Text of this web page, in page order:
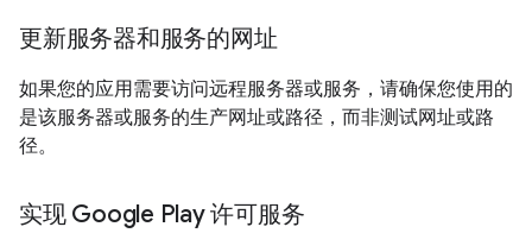
更新服务器和服务的网址
如果您的应用需要访问远程服务器或服务，请确保您使用的
是该服务器或服务的生产网址或路径，而非测试网址或路
径。
实现 Google Play 许可服务